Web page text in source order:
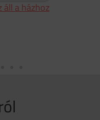
áll a házhoz